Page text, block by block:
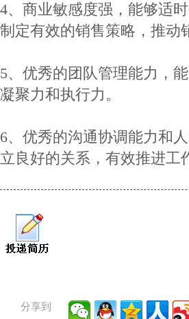
4、商业敏感度强，能够适
制定有效的销售策略，推动
5、优秀的团队管理能力，
凝聚力和执行力。
6、优秀的沟通协调能力和
立良好的关系，有效推进工
分享到